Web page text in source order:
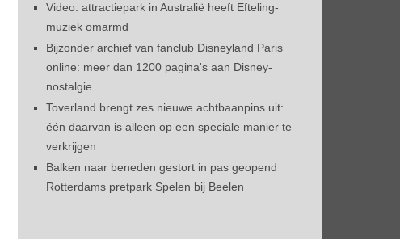
Video: attractiepark in Australië heeft Efteling-
muziek omarmd
Bijzonder archief van fanclub Disneyland Paris
online: meer dan 1200 pagina's aan Disney-
nostalgie
Toverland brengt zes nieuwe achtbaanpins uit:
één daarvan is alleen op een speciale manier te
verkrijgen
Balken naar beneden gestort in pas geopend
Rotterdams pretpark Spelen bij Beelen